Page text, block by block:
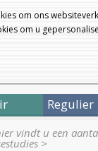
om ons
om u
Regulier
vindt u een
>